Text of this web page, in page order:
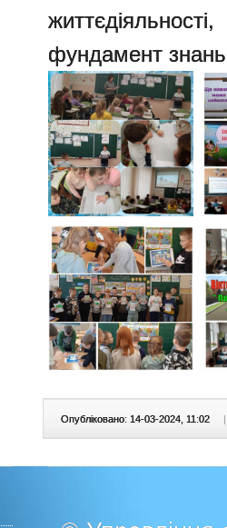
фундамент
Опубліковано: 14-03-2024, 11:02 |